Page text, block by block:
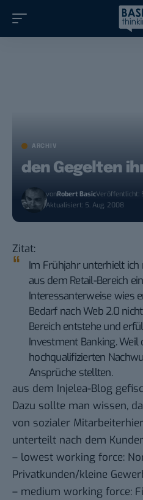
ARCHIV
den Gegelten
vonRobert BasicVeröffentlicht:
Aktualisiert: 5. Aug. 2008
Zitat:
Im Frühjahr unterhielt
aus dem Retail-Bereich
Interessanterweise wies
Bedarf nach Web 2.0
Bereich entstehe und
Investment Banking.
hochqualifizierten
Ansprüche stellten.
aus dem Injelea-Blog
Dazu sollte man wissen,
von sozialer
unterteilt nach dem
– lowest working force:
Privatkunden/kleine
– medium working force: